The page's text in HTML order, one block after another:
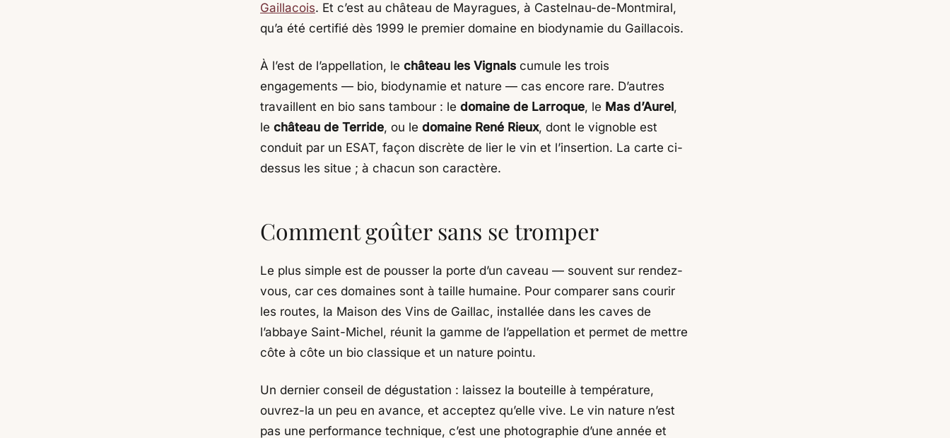
Gaillacois. Et c’est au château de Mayragues, à Castelnau-de-Montmiral,
qu’a été certifié dès 1999 le premier domaine en biodynamie du Gaillacois.
À l’est de l’appellation, le château les Vignals cumule les trois
engagements — bio, biodynamie et nature — cas encore rare. D’autres
travaillent en bio sans tambour : le domaine de Larroque, le Mas d’Aurel ,
le château de Terride, ou le domaine René Rieux, dont le vignoble est
conduit par un ESAT, façon discrète de lier le vin et l’insertion. La carte ci-
dessus les situe ; à chacun son caractère.
Comment goûter sans se tromper
Le plus simple est de pousser la porte d’un caveau — souvent sur rendez-
vous, car ces domaines sont à taille humaine. Pour comparer sans courir
les routes, la Maison des Vins de Gaillac, installée dans les caves de
l’abbaye Saint-Michel, réunit la gamme de l’appellation et permet de mettre
côte à côte un bio classique et un nature pointu.
Un dernier conseil de dégustation : laissez la bouteille à température,
ouvrez-la un peu en avance, et acceptez qu’elle vive. Le vin nature n’est
pas une performance technique, c’est une photographie d’une année et